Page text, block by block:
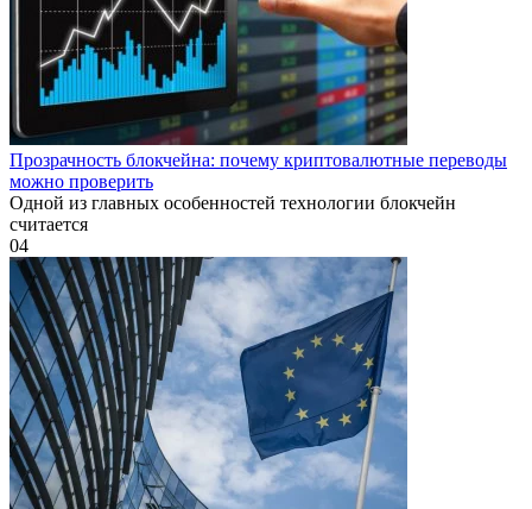
Прозрачность блокчейна: почему криптовалютные переводы
можно проверить
Одной из главных особенностей технологии блокчейн
считается
04